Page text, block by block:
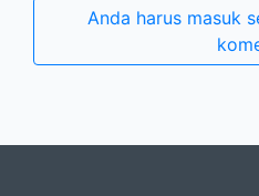
Anda harus masuk